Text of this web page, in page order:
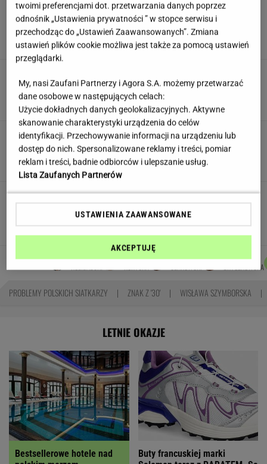
Quiz. Gdzie leży Kapsztad, a gdzie Zurych? To
test dla wyjadaczy!
naprawdę wygląda edukacja domowa
MATERIAŁ PROMOCYJNY
Partnerka Litewki po jego
śmierci: Niektórzy zlecieli się jak sępy
SUBSKRYPCJA
Oto darmowy sposób na
odcinkowe pomiary prędkości. Polski program
TOMASZ OKUROWSKI
Autorzy:
KACPER
MARTA
DOMINIK
JUSTYNA
BRYCZKOWSKA
PROBLEMY POLSKICH SIATKARZY ZNAK Z '30' WISŁAWA SZYMBORSKA
LETNIE OKAZJE
Bestsellerowe hotele nad
Buty francuskiej marki
twoimi preferencjami dot. przetwarzania danych poprzez
odnośnik „Ustawienia prywatności ” w stopce serwisu i
przechodząc do „Ustawień Zaawansowanych”. Zmiana
ustawień plików cookie możliwa jest także za pomocą ustawień
przeglądarki.
My, nasi Zaufani Partnerzy i Agora S.A. możemy przetwarzać
dane osobowe w następujących celach:
Użycie dokładnych danych geolokalizacyjnych. Aktywne
skanowanie charakterystyki urządzenia do celów
identyfikacji. Przechowywanie informacji na urządzeniu lub
dostęp do nich. Spersonalizowane reklamy i treści, pomiar
reklam i treści, badnie odbiorców i ulepszanie usług.
Lista Zaufanych Partnerów
USTAWIENIA ZAAWANSOWANE
AKCEPTUJĘ